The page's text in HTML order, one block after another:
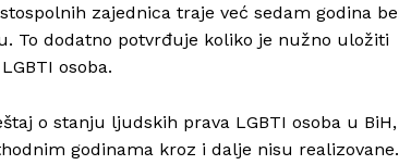
zajednica traje već sedam godina
To dodatno potvrđuje koliko je nužno uložiti
osoba.
o stanju ljudskih prava LGBTI osoba u
godinama kroz i dalje nisu realizovane.